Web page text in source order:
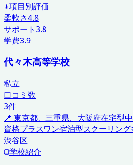
項目別評価
柔軟さ4.8
サポート3.8
学費3.9
代々木高等学校
私立
口コミ数
3件
📍 東京都、三重県、大阪府在宅型
資格プラスワン宿泊型スクーリング
渋谷区
学校紹介